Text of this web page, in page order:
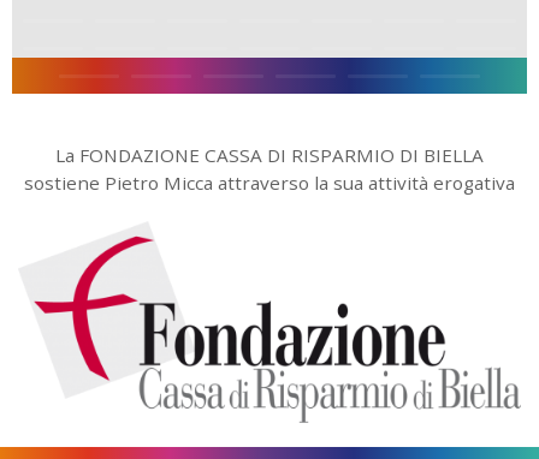
La FONDAZIONE CASSA DI RISPARMIO DI BIELLA
sostiene Pietro Micca attraverso la sua attività erogativa